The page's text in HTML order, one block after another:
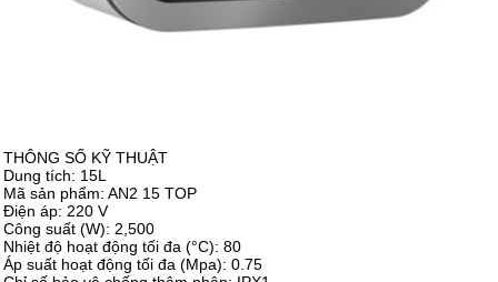
THÔNG SỐ KỸ THUẬT
Dung tích: 15L
Mã sản phẩm: AN2 15 TOP
Điện áp: 220 V
Công suất (W): 2,500
Nhiệt độ hoạt động tối đa (°C): 80
Áp suất hoạt động tối đa (Mpa): 0.75